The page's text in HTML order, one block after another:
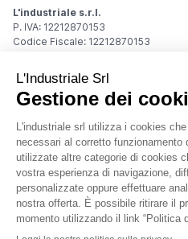
L'industriale s.r.l.
P. IVA: 12212870153
Codice Fiscale: 12212870153
Sede Legale
Via Carlo Dolci, 32
20148 Milano (MI)
Italy
Registro Imprese
Iscrizione R.I.: 12212870153
REA: MI-1539011
Capitale sociale: Euro 10.400,00 i.v.